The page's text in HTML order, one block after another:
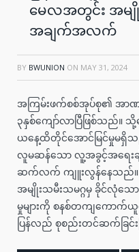
မေလအတွင်း အမျို
အချက်အလက်
BY BWUNION ON MAY 31, 2024
အကြမ်းဖက်စစ်အုပ်စု၏ အာ
၃နှစ်ကျော်လာပြီဖြစ်သည်။
ယနေ့ထိတိုင်အောင်မြင်မှုမရှိ
လူမဆန်သော လူ့အခွင့်အရေးချို
ဆက်လက် ကျူးလွန်နေသည်။
အမျိုးသမီးသမဂ္ဂမှ ခိုင်လုံသော
မှုများကို စနစ်တကျကော
ပြန်လည် စုစည်းတင်ဆက်ခြင်